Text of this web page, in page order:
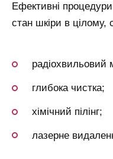
Ефективні
стан шкіри в цілому,
радіохвильовий
глибока чистка;
хімічний пілінг;
лазерне